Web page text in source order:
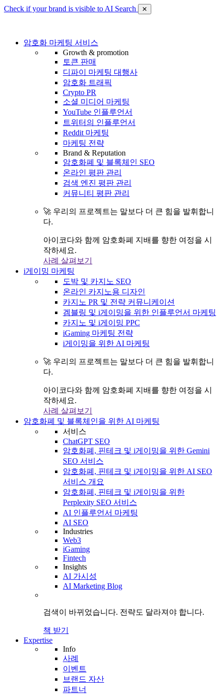
Check if your brand is visible to AI Search ✕
암호화 마케팅 서비스
Growth & promotion
토큰 판매
디파이 마케팅 대행사
암호화 트래픽
Crypto PR
소셜 미디어 마케팅
YouTube 인플루언서
트위터의 인플루언서
Reddit 마케팅
마케팅 전략
Brand & Reputation
암호화폐 및 블록체인 SEO
온라인 평판 관리
검색 엔진 평판 관리
커뮤니티 평판 관리
🚀 우리의 프로젝트는 말보다 더 큰 힘을 발휘합니
다.
아이코다와 함께 암호화폐 지배를 향한 여정을 시
작하세요.
사례 살펴보기
i게이밍 마케팅
도박 및 카지노 SEO
온라인 카지노용 디자인
카지노 PR 및 전략 커뮤니케이션
겜블링 및 i게이밍을 위한 인플루언서 마케팅
카지노 및 i게이밍 PPC
iGaming 마케팅 전략
i게이밍을 위한 AI 마케팅
🚀 우리의 프로젝트는 말보다 더 큰 힘을 발휘합니
다.
아이코다와 함께 암호화폐 지배를 향한 여정을 시
작하세요.
사례 살펴보기
암호화폐 및 블록체인을 위한 AI 마케팅
서비스
ChatGPT SEO
암호화폐, 핀테크 및 i게이밍을 위한 Gemini
SEO 서비스
암호화폐, 핀테크 및 i게이밍을 위한 AI SEO
서비스 개요
암호화폐, 핀테크 및 i게이밍을 위한
Perplexity SEO 서비스
AI 인플루언서 마케팅
AI SEO
Industries
Web3
iGaming
Fintech
Insights
AI 가시성
AI Marketing Blog
검색이 바뀌었습니다. 전략도 달라져야 합니다.
책 받기
Expertise
Info
사례
이벤트
브랜드 자산
파트너